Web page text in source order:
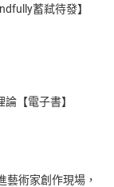
蓄弒待發】
【電子書】
藝術家創作現場，